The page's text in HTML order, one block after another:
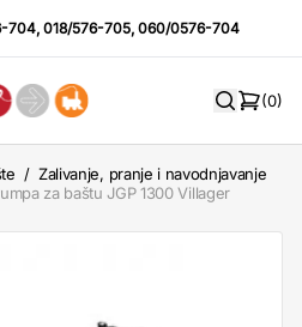
704,018/576-705,060/0576-704
(0)
/ Zalivanje, pranje i navodnjavanje
za baštu JGP 1300 Villager